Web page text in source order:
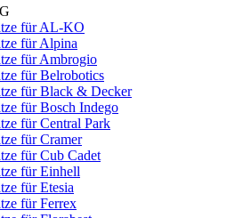
für AL-KO
für Alpina
für Ambrogio
für Belrobotics
für Black & Decker
für Bosch Indego
für Central Park
für Cramer
für Cub Cadet
für Einhell
für Etesia
für Ferrex